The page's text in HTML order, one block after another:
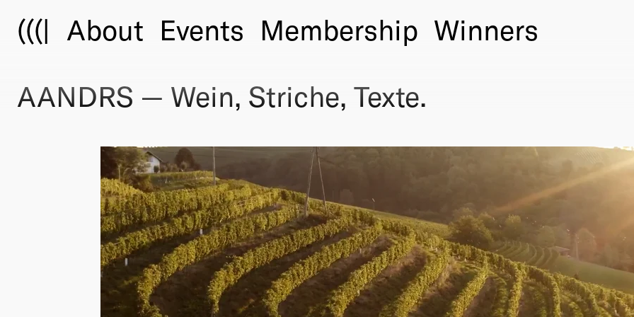
(((| About Events Membership Winners
AANDRS — Wein, Striche, Texte.